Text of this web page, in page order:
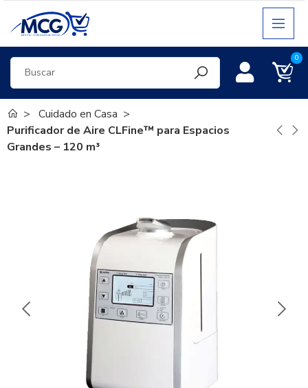
0
Cuidado en Casa
Purificador de Aire CLFine™ para Espacios
Grandes – 120 m³